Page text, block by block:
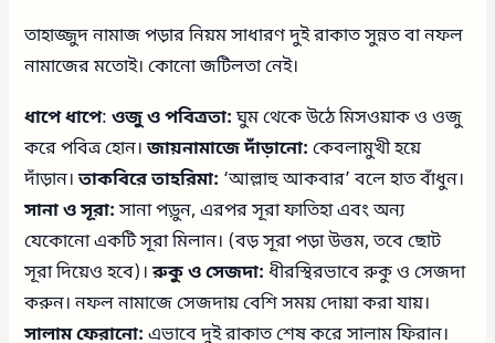
তাহাজ্জুদ নামাজ পড়ার নিয়ম সাধারণ দুই রাকাত সুন্নত বা নফল
নামাজের মতোই। কোনো জটিলতা নেই।
ধাপে ধাপে:ওজু ও পবিত্রতা:ঘুম থেকে উঠে মিসওয়াক ও ওজু
করে পবিত্র হোন।জায়নামাজে দাঁড়ানো: কেবলামুখী হয়ে
দাঁড়ান।তাকবিরে তাহরিমা: ‘আল্লাহু আকবার’ বলে হাত বাঁধুন।
সানা ও সূরা:সানা পড়ুন, এরপর সূরা ফাতিহা এবং অন্য
যেকোনো একটি সূরা মিলান। (বড় সূরা পড়া উত্তম, তবে ছোট
সূরা দিয়েও হবে)।রুকু ও সেজদা: ধীরস্থিরভাবে রুকু ও সেজদা
করুন। নফল নামাজে সেজদায় বেশি সময় দোয়া করা যায়।
সালাম ফেরানো: এভাবে দুই রাকাত শেষ করে সালাম ফিরান।